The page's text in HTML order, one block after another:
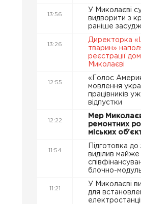
13:56
У Миколаєві
видворити з
раніше
13:26
Директорка
тварин»
реєстрації
Миколаєві
12:55
«Голос
мовлення
працівників
відпустки
12:22
Мер
ремонтних
міських
11:54
Підготовка
виділив майже
блочно-
11:21
У Миколаєві
для